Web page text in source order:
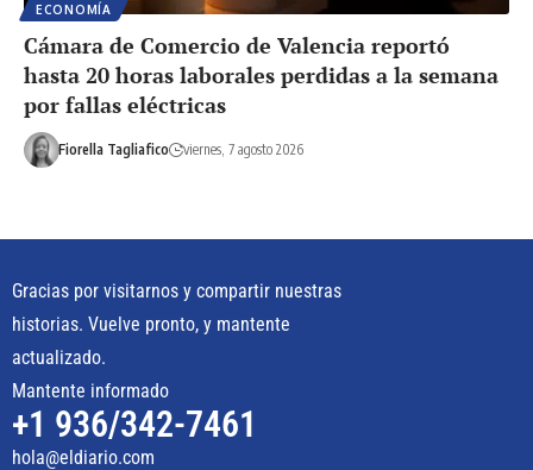
ECONOMÍA
Cámara de Comercio de Valencia reportó
hasta 20 horas laborales perdidas a la semana
por fallas eléctricas
Fiorella Tagliafico viernes, 7 agosto 2026
Gracias por visitarnos y compartir nuestras
historias. Vuelve pronto, y mantente
actualizado.
Mantente informado
+1 936/342-7461
hola@eldiario.com